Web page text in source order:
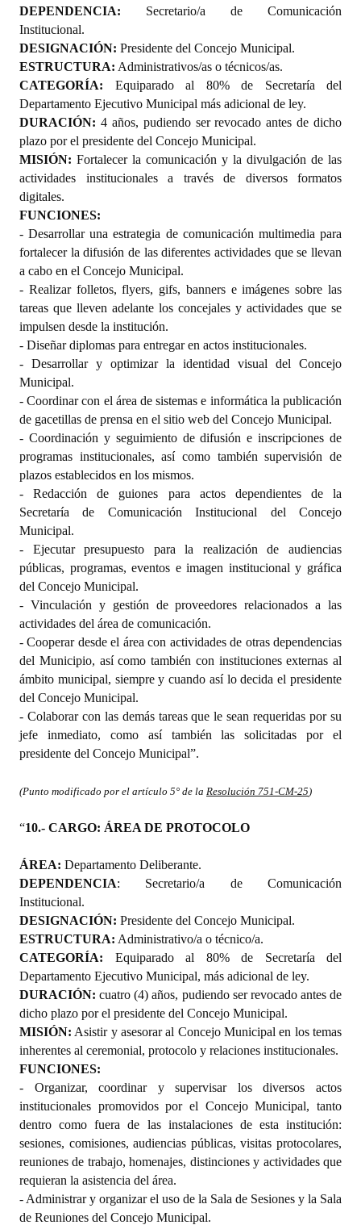
DEPENDENCIA: Secretario/a de Comunicación
Institucional.
DESIGNACIÓN: Presidente del Concejo Municipal.
ESTRUCTURA: Administrativos/as o técnicos/as.
CATEGORÍA: Equiparado al 80% de Secretaría del
Departamento Ejecutivo Municipal más adicional de ley.
DURACIÓN: 4 años, pudiendo ser revocado antes de dicho
plazo por el presidente del Concejo Municipal.
MISIÓN: Fortalecer la comunicación y la divulgación de las
actividades institucionales a través de diversos formatos
digitales.
FUNCIONES:
- Desarrollar una estrategia de comunicación multimedia para
fortalecer la difusión de las diferentes actividades que se llevan
a cabo en el Concejo Municipal.
- Realizar folletos, flyers, gifs, banners e imágenes sobre las
tareas que lleven adelante los concejales y actividades que se
impulsen desde la institución.
- Diseñar diplomas para entregar en actos institucionales.
- Desarrollar y optimizar la identidad visual del Concejo
Municipal.
- Coordinar con el área de sistemas e informática la publicación
de gacetillas de prensa en el sitio web del Concejo Municipal.
- Coordinación y seguimiento de difusión e inscripciones de
programas institucionales, así como también supervisión de
plazos establecidos en los mismos.
- Redacción de guiones para actos dependientes de la
Secretaría de Comunicación Institucional del Concejo
Municipal.
- Ejecutar presupuesto para la realización de audiencias
públicas, programas, eventos e imagen institucional y gráfica
del Concejo Municipal.
- Vinculación y gestión de proveedores relacionados a las
actividades del área de comunicación.
- Cooperar desde el área con actividades de otras dependencias
del Municipio, así como también con instituciones externas al
ámbito municipal, siempre y cuando así lo decida el presidente
del Concejo Municipal.
- Colaborar con las demás tareas que le sean requeridas por su
jefe inmediato, como así también las solicitadas por el
presidente del Concejo Municipal”.
(Punto modificado por el artículo 5° de la Resolución 751-CM-25)
“10.- CARGO: ÁREA DE PROTOCOLO
ÁREA: Departamento Deliberante.
DEPENDENCIA: Secretario/a de Comunicación
Institucional.
DESIGNACIÓN: Presidente del Concejo Municipal.
ESTRUCTURA: Administrativo/a o técnico/a.
CATEGORÍA: Equiparado al 80% de Secretaría del
Departamento Ejecutivo Municipal, más adicional de ley.
DURACIÓN: cuatro (4) años, pudiendo ser revocado antes de
dicho plazo por el presidente del Concejo Municipal.
MISIÓN: Asistir y asesorar al Concejo Municipal en los temas
inherentes al ceremonial, protocolo y relaciones institucionales.
FUNCIONES:
- Organizar, coordinar y supervisar los diversos actos
institucionales promovidos por el Concejo Municipal, tanto
dentro como fuera de las instalaciones de esta institución:
sesiones, comisiones, audiencias públicas, visitas protocolares,
reuniones de trabajo, homenajes, distinciones y actividades que
requieran la asistencia del área.
- Administrar y organizar el uso de la Sala de Sesiones y la Sala
de Reuniones del Concejo Municipal.